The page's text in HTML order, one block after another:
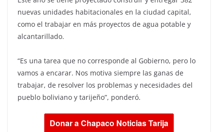
nuevas unidades habitacionales en la ciudad capital,
como el trabajar en más proyectos de agua potable y
alcantarillado.
“Es una tarea que no corresponde al Gobierno, pero lo
vamos a encarar. Nos motiva siempre las ganas de
trabajar, de resolver los problemas y necesidades del
pueblo boliviano y tarijeño”, ponderó.